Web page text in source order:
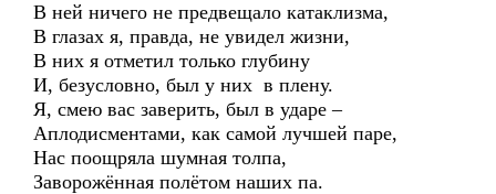
В ней ничего не предвещало катаклизма,
В глазах я, правда, не увидел жизни,
В них я отметил только глубину
И, безусловно, был у них в плену.
Я, смею вас заверить, был в ударе –
Аплодисментами, как самой лучшей паре,
Нас поощряла шумная толпа,
Заворожённая полётом наших па.